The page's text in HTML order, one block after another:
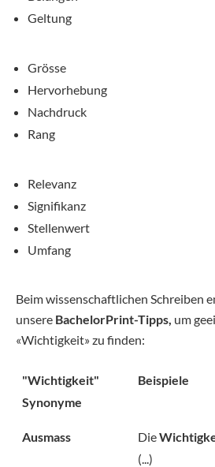
Geltung
Grösse
Hervorhebung
Nachdruck
Rang
Relevanz
Signifikanz
Stellenwert
Umfang
Beim wissenschaftlichen Schreiben
unsere BachelorPrint-Tipps, um
«Wichtigkeit» zu finden:
"Wichtigkeit"
Synonyme
Beispiele
Ausmass Die
(...)